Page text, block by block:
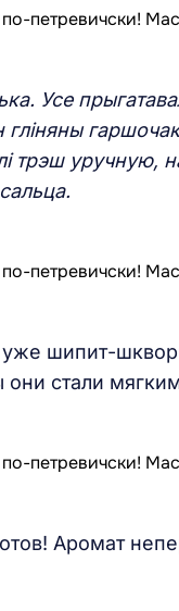
Усе
гліняны
трэш уручную,
шипит-
они стали
Аромат